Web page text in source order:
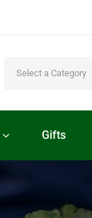
Select a Category
Gifts